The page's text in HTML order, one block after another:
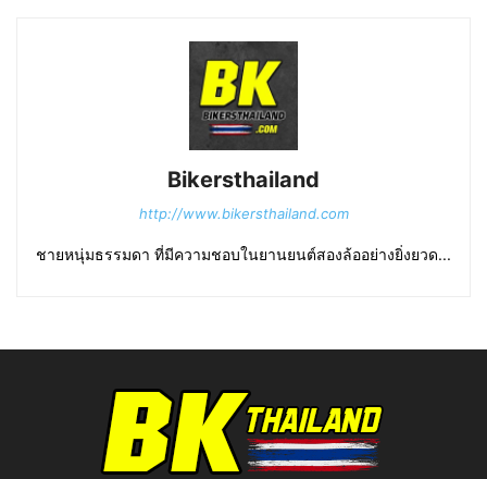
Bikersthailand
http://www.bikersthailand.com
ชายหนุ่มธรรมดา ที่มีความชอบในยานยนต์สองล้ออย่างยิ่งยวด...